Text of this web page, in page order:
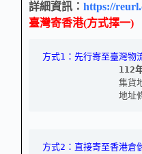
詳細資訊：https://
臺灣寄香港(方式擇一)
方式1：先行寄至臺灣物
112
集貨地址：248
地址條
方式2：直接寄至香港倉